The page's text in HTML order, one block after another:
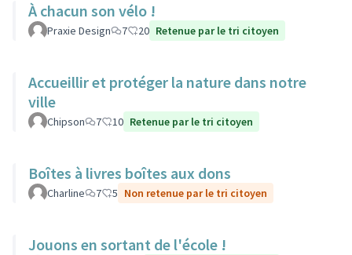
À chacun son vélo !
Praxie Design 7 20 Retenue par le tri citoyen
Accueillir et protéger la nature dans notre
ville
Chipson 7 10 Retenue par le tri citoyen
Boîtes à livres boîtes aux dons
Charline 7 5 Non retenue par le tri citoyen
Jouons en sortant de l'école !